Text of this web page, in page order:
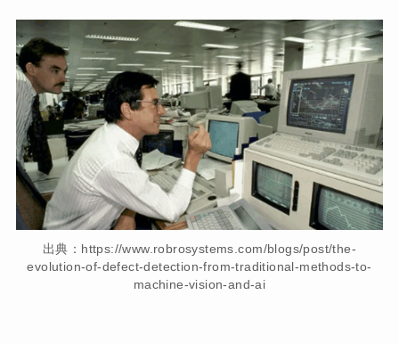
出典：https://www.robrosystems.com/blogs/post/the-
evolution-of-defect-detection-from-traditional-methods-to-
machine-vision-and-ai